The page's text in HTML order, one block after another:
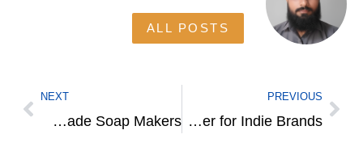
ALL POSTS
PREVIOUS
Custom Lipstick Boxes UK A Game-Changer for Indie Brands
NEXT
Wholesale Custom Soap Boxes UK for Handmade Soap Makers